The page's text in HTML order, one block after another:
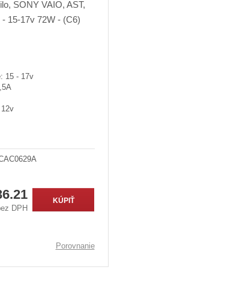
15 - 17v
DPH
KÚPIŤ
Porovnanie